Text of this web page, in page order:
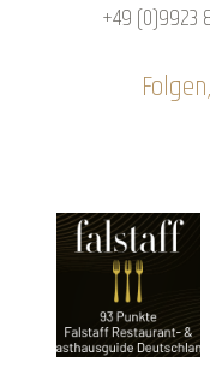
+49 (0)9923